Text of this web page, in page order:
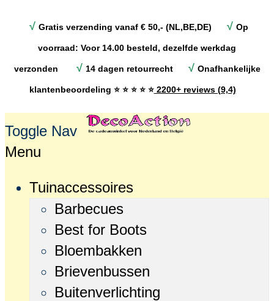
√ Gratis verzending vanaf € 50,- (NL,BE,DE) √ Op
voorraad: Voor 14.00 besteld, dezelfde werkdag
verzonden √ 14 dagen retourrecht √ Onafhankelijke
klantenbeoordeling ⭐ ⭐ ⭐ ⭐ ⭐2200+ reviews (9,4)
Toggle Nav
Menu
Tuinaccessoires
Barbecues
Best for Boots
Bloembakken
Brievenbussen
Buitenverlichting